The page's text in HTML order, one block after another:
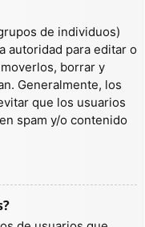
de individuos)
autoridad para editar o
borrar y
Generalmente, los
que los usuarios
spam y/o contenido